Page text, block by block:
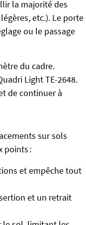
la majorité des
etc.). Le porte
ou le passage
du cadre.
Light TE-2648.
de continuer à
sur sols
points :
et empêche tout
et un retrait